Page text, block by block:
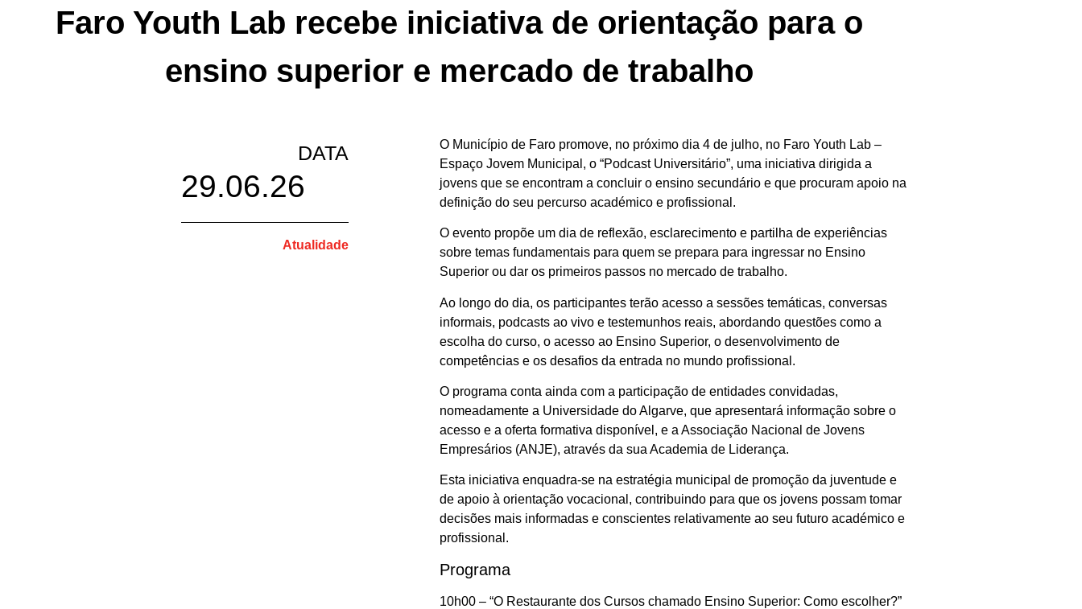
Faro Youth Lab recebe iniciativa de orientação para o
ensino superior e mercado de trabalho
DATA
29.06.26
Atualidade
O Município de Faro promove, no próximo dia 4 de julho, no Faro Youth Lab –
Espaço Jovem Municipal, o “Podcast Universitário”, uma iniciativa dirigida a
jovens que se encontram a concluir o ensino secundário e que procuram apoio na
definição do seu percurso académico e profissional.
O evento propõe um dia de reflexão, esclarecimento e partilha de experiências
sobre temas fundamentais para quem se prepara para ingressar no Ensino
Superior ou dar os primeiros passos no mercado de trabalho.
Ao longo do dia, os participantes terão acesso a sessões temáticas, conversas
informais, podcasts ao vivo e testemunhos reais, abordando questões como a
escolha do curso, o acesso ao Ensino Superior, o desenvolvimento de
competências e os desafios da entrada no mundo profissional.
O programa conta ainda com a participação de entidades convidadas,
nomeadamente a Universidade do Algarve, que apresentará informação sobre o
acesso e a oferta formativa disponível, e a Associação Nacional de Jovens
Empresários (ANJE), através da sua Academia de Liderança.
Esta iniciativa enquadra-se na estratégia municipal de promoção da juventude e
de apoio à orientação vocacional, contribuindo para que os jovens possam tomar
decisões mais informadas e conscientes relativamente ao seu futuro académico e
profissional.
Programa
10h00 – “O Restaurante dos Cursos chamado Ensino Superior: Como escolher?”